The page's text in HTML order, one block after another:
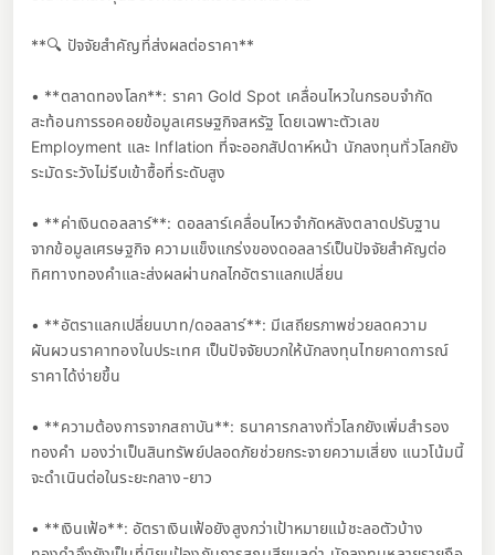
**🔍 ปัจจัยสำคัญที่ส่งผลต่อราคา**
• **ตลาดทองโลก**: ราคา Gold Spot เคลื่อนไหวในกรอบจำกัด
สะท้อนการรอคอยข้อมูลเศรษฐกิจสหรัฐ โดยเฉพาะตัวเลข
Employment และ Inflation ที่จะออกสัปดาห์หน้า นักลงทุนทั่วโลกยัง
ระมัดระวังไม่รีบเข้าซื้อที่ระดับสูง
• **ค่าเงินดอลลาร์**: ดอลลาร์เคลื่อนไหวจำกัดหลังตลาดปรับฐาน
จากข้อมูลเศรษฐกิจ ความแข็งแกร่งของดอลลาร์เป็นปัจจัยสำคัญต่อ
ทิศทางทองคำและส่งผลผ่านกลไกอัตราแลกเปลี่ยน
• **อัตราแลกเปลี่ยนบาท/ดอลลาร์**: มีเสถียรภาพช่วยลดความ
ผันผวนราคาทองในประเทศ เป็นปัจจัยบวกให้นักลงทุนไทยคาดการณ์
ราคาได้ง่ายขึ้น
• **ความต้องการจากสถาบัน**: ธนาคารกลางทั่วโลกยังเพิ่มสำรอง
ทองคำ มองว่าเป็นสินทรัพย์ปลอดภัยช่วยกระจายความเสี่ยง แนวโน้มนี้
จะดำเนินต่อในระยะกลาง-ยาว
• **เงินเฟ้อ**: อัตราเงินเฟ้อยังสูงกว่าเป้าหมายแม้ชะลอตัวบ้าง